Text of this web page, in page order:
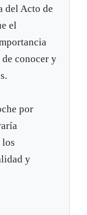
del Acto de
el
conocer y
por
los
y